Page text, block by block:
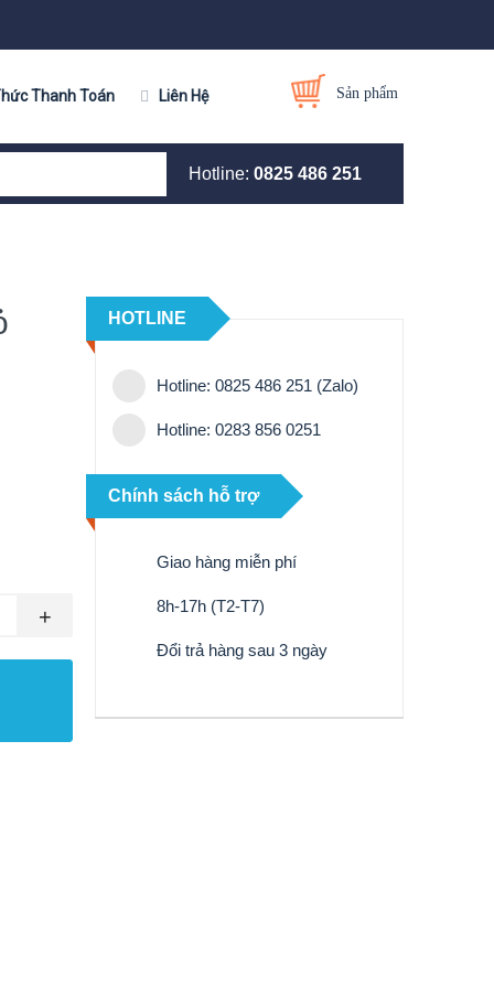
Thanh Toán Liên Hệ Sản phẩm
Hotline: 0825 486 251
+
HOTLINE
Hotline: 0825 486 251 (Zalo)
Hotline: 0283 856 0251
Chính sách hỗ trợ
Giao hàng miễn phí
8h-17h (T2-T7)
Đổi trả hàng sau 3 ngày